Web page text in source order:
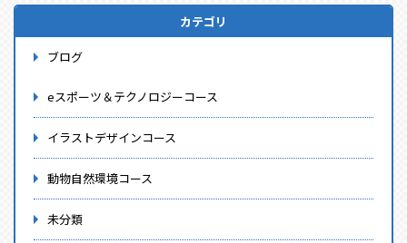
カテゴリ
ブログ
eスポーツ＆テクノロジーコース
イラストデザインコース
動物自然環境コース
未分類